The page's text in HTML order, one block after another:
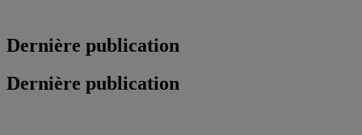
Dernière publication
Dernière publication